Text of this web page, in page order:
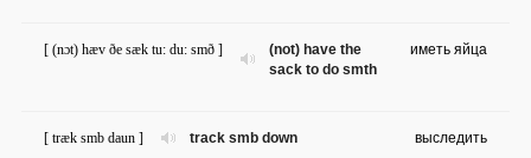
(not) have the
sack to do smth
[ (nɔt) hæv ðe sæk tu: du: smð ] иметь яйца
track smb down
[ træk smb daun ] выследить